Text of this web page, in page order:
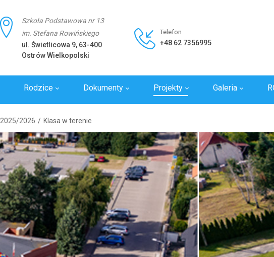
Szkoła Podstawowa nr 13
im. Stefana Rowińskiego
ul. Świetlicowa 9, 63-400
Ostrów Wielkopolski
Telefon
+48 62 7356995
Rodzice Dokumenty Projekty Galeria
2025/2026 / Klasa w terenie